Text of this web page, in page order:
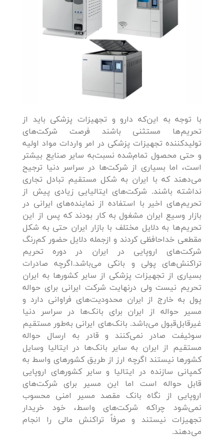
با توجه به این‌که دارو و تجهیزات پزشکی باید از
تحریم‌ها مستثنی باشند فرصت شرکت‌های
تولیدکننده تجهیزات پزشکی در امر واردات مواد اولیه
و حتی محصول تمام‌شده نسبت‌به سایر صنایع بیشتر
است، اما بسیاری از شرکت‌ها در سراسر دنیا ترجیح
می‌دهند که با ایران به شکل مستقیم تبادل تجاری
نداشته باشند. شرکت‌های ایتالیایی زیادی پیش از
تحریم‌های اخیر با استفاده از نماینده‌های ایرانی در
بازار وسیع ایران مشغول به کار بودند که پس‌ از این
تحریم‌ها به دلایل مختلف با بازار ایران حتی به شکل
مقطعی خداحافظی کردند و ازجمله دلایل حضور کم‌رنگ
شرکت‌های اروپایی در ایران در دوره تحریم
تراکنش‌های پولی و بانکی می‌باشد.اگرچه صادرات
بسیاری از تجهیزات پزشکی از سایر کشورها به ایران
تحریم نیست ولی درنهایت شرکت ایرانی برای حواله
پول به خارج از ایران محدودیت‌های فراوانی دارد و
مسیر حواله از ایران برای بانک‌ها در سراسر دنیا
غیرقابل‌قبول می‌باشد. بانک‌های ایرانی به‌طور مستقیم
سوئیفت صادر نمی‌کنند و قادر به ارسال حواله
مستقیم از ایران به سایر بانک‌ها در ایتالیا وسایل
کشورها نیستند اگرچه ارز از طریق کشورهای واسط به
کمپانی سازنده در ایتالیا و سایر کشورهای اروپایی
قابل حواله است اما این مسیر برای شرکت‌های
اروپایی از نگاه بانک مقصد مسیر امنی محسوب
نمی‌شود چراکه شرکت‌های واسط، خود خریدار
تجهیزات نیستند و صرفاً تراکنش مالی را انجام
می‌دهند.